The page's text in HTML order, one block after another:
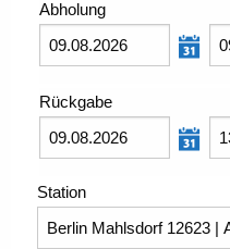
Abholung
Rückgabe
Station